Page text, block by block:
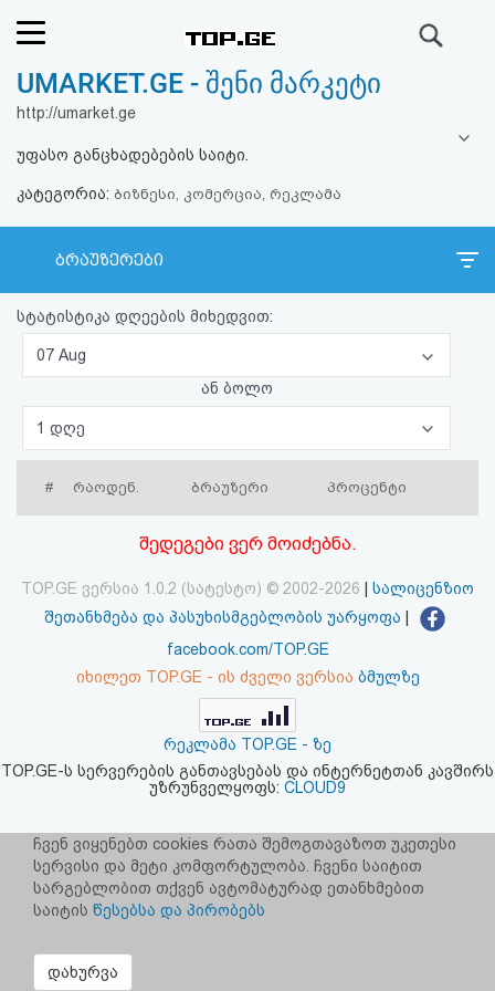
რეიტინგი
ფოსტა
კითხვა-
პასუხი
ავტორიზაცია
რეგისტრაცია
აღდგენა
კოდი
სალიცენზიო
პასუხისმგებლობის
უარყოფა
UMARKET.GE - შენი მარკეტი
http://umarket.ge
უფასო განცხადებების საიტი.
კატეგორია: ბიზნესი, კომერცია, რეკლამა
ბრაუზერები
სტატისტიკა დღეების მიხედვით:
07 Aug
ან ბოლო
1 დღე
# რაოდენ. ბრაუზერი პროცენტი
შედეგები ვერ მოიძებნა.
TOP.GE ვერსია 1.0.2 (სატესტო) © 2002-2026
სალიცენზიო
შეთანხმება და პასუხისმგებლობის უარყოფა
facebook.com/TOP.GE
იხილეთ TOP.GE - ის ძველი ვერსია ბმულზე
რეკლამა TOP.GE - ზე
TOP.GE-ს სერვერების განთავსებას და ინტერნეტთან კავშირს
უზრუნველყოფს: CLOUD9
ჩვენ ვიყენებთ cookies რათა შემოგთავაზოთ უკეთესი
სერვისი და მეტი კომფორტულობა. ჩვენი საიტით
სარგებლობით თქვენ ავტომატურად ეთანხმებით
საიტის წესებსა და პირობებს
დახურვა